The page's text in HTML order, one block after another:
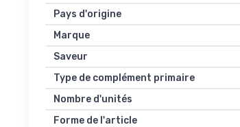
Pays d'origine
Marque
Saveur
Type de complément primaire
Nombre d'unités
Forme de l'article